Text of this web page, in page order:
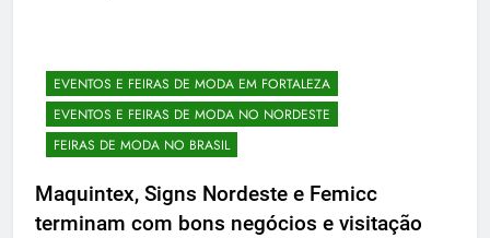
EVENTOS E FEIRAS DE MODA EM FORTALEZA
EVENTOS E FEIRAS DE MODA NO NORDESTE
FEIRAS DE MODA NO BRASIL
Maquintex, Signs Nordeste e Femicc
terminam com bons negócios e visitação